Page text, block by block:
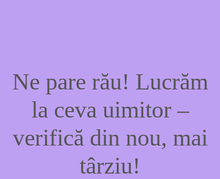
Ne pare rău! Lucrăm
la ceva uimitor –
verifică din nou, mai
târziu!